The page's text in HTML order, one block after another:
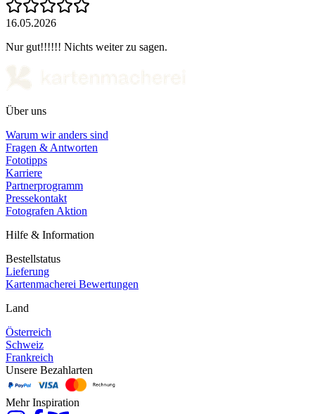
16.05.2026
Nur gut!!!!!! Nichts weiter zu sagen.
Über uns
Warum wir anders sind
Fragen & Antworten
Fototipps
Karriere
Partnerprogramm
Pressekontakt
Fotografen Aktion
Hilfe & Information
Bestellstatus
Lieferung
Kartenmacherei Bewertungen
Land
Österreich
Schweiz
Frankreich
Unsere Bezahlarten
Mehr Inspiration